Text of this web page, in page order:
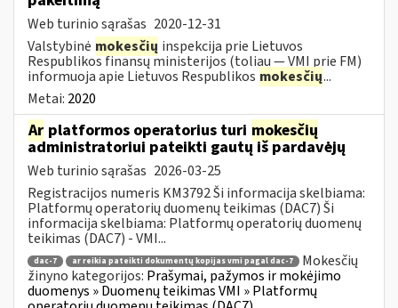
Web turinio sąrašas 2020-12-31
Valstybinė mokesčių inspekcija prie Lietuvos
Respublikos finansų ministerijos (toliau — VMI prie FM)
informuoja apie Lietuvos Respublikos mokesčių...
Metai: 2020
Ar platformos operatorius turi mokesčių
administratoriui pateikti gautų iš pardavėjų
Web turinio sąrašas 2026-03-25
Registracijos numeris KM3792 Ši informacija skelbiama:
Platformų operatorių duomenų teikimas (DAC7) Ši
informacija skelbiama: Platformų operatorių duomenų
teikimas (DAC7) - VMI...
dac-7 ar reikia pateikti dokumentų kopijas vmi pagal dac-7
Mokesčių
žinyno kategorijos: Prašymai, pažymos ir mokėjimo
duomenys » Duomenų teikimas VMI » Platformų